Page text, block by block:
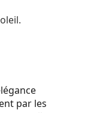
par les